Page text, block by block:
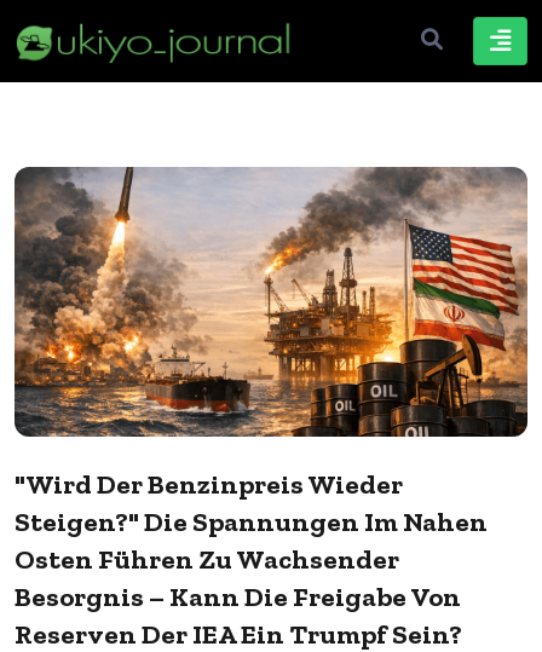
"Wird Der Benzinpreis Wieder
Steigen?" Die Spannungen Im Nahen
Osten Führen Zu Wachsender
Besorgnis – Kann Die Freigabe Von
Reserven Der IEA Ein Trumpf Sein?